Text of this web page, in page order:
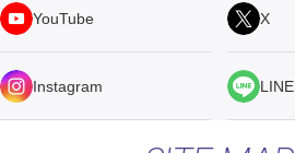
YouTube X
Instagram LINE